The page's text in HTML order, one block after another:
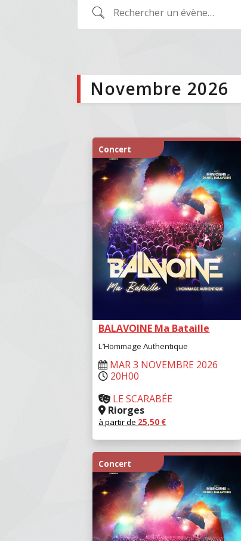
Rechercher
un
Novembre 2026
Concert
RÉSERVER
BALAVOINE Ma Bataille
L’Hommage Authentique
MAR 3 NOVEMBRE 2026
20H00
LE SCARABÉE
Riorges
à partir de 25,50 €
Concert